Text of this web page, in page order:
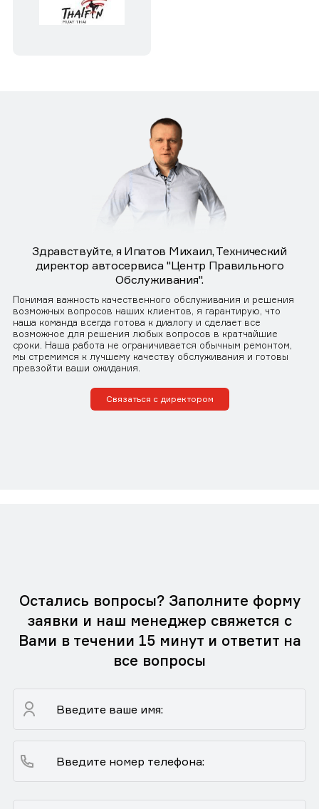
Здравствуйте, я Ипатов Михаил, Технический
директор автосервиса "Центр Правильного
Обслуживания".
Понимая важность качественного обслуживания и решения
возможных вопросов наших клиентов, я гарантирую, что
наша команда всегда готова к диалогу и сделает все
возможное для решения любых вопросов в кратчайшие
сроки. Наша работа не ограничивается обычным ремонтом,
мы стремимся к лучшему качеству обслуживания и готовы
превзойти ваши ожидания.
Связаться с директором
Остались вопросы? Заполните форму
заявки и наш менеджер свяжется с
Вами в течении 15 минут и ответит на
все вопросы